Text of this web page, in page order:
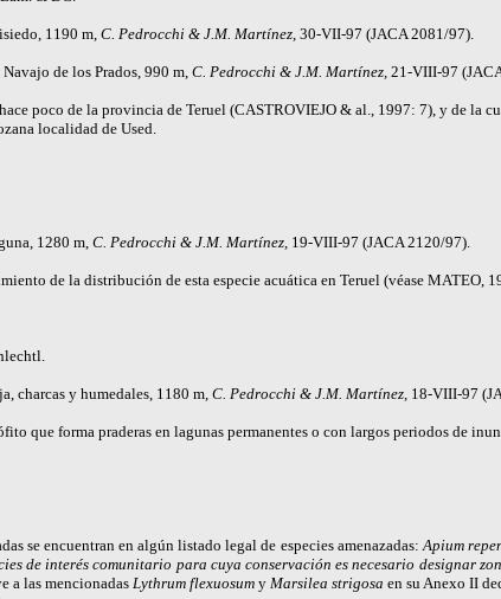
1190 m, C. Pedrocchi & J.M. Martínez, 30-VII-97 (JACA 2081/97).
Navajo de los Prados, 990 m, C. Pedrocchi & J.M. Martínez,21-VIII-97
poco de la provincia de Teruel (CASTROVIEJO & al., 1997: 7), y de la
localidad de Used.
1280 m, C. Pedrocchi & J.M. Martínez,19-VIII-97 (JACA 2120/97).
de la distribución de esta especie acuática en Teruel (véase MATEO,
charcas y humedales, 1180 m, C. Pedrocchi & J.M. Martínez,18-VIII-97
que forma praderas en lagunas permanentes o con largos periodos de
se encuentran en algún listado legal de especies amenazadas:Apium
de interés comunitario para cuya conservación es necesario designar
a las mencionadas Lythrum flexuosum y Marsilea strigosa en su Anexo II